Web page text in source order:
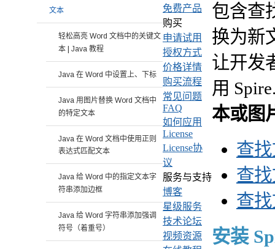
包含查
换为新
让开发
用
本或图
查
查
查
安装
文本
轻松高亮 Word 文档中的关键文
本 | Java 教程
Java 在 Word 中设置上、下标
Java 用图片替换 Word 文档中
的特定文本
Java 在 Word 文档中使用正则
表达式匹配文本
Java 给 Word 中的指定文本字
符串添加边框
Java 给 Word 字符串添加强调
符号（着重号）
免费产品
购买
申请试用
授权方式
价格详情
购买流程
常见问题
FAQ
如何应用
License
License协
议
服务与支持
博客
星级服务
技术论坛
视频资源